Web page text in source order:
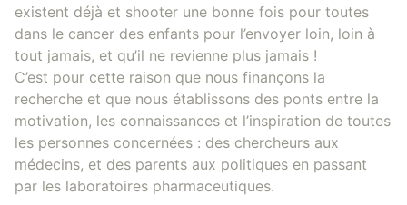
existent déjà et shooter une bonne fois pour toutes
dans le cancer des enfants pour l’envoyer loin, loin à
tout jamais, et qu’il ne revienne plus jamais !
C’est pour cette raison que nous finançons la
recherche et que nous établissons des ponts entre la
motivation, les connaissances et l’inspiration de toutes
les personnes concernées : des chercheurs aux
médecins, et des parents aux politiques en passant
par les laboratoires pharmaceutiques.